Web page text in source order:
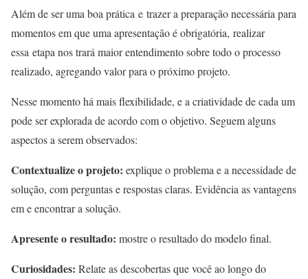
Além de ser uma boa prática e trazer a preparação necessária para
momentos em que uma apresentação é obrigatória, realizar
essa etapa nos trará maior entendimento sobre todo o processo
realizado, agregando valor para o próximo projeto.
Nesse momento há mais flexibilidade, e a criatividade de cada um
pode ser explorada de acordo com o objetivo. Seguem alguns
aspectos a serem observados:
Contextualize o projeto: explique o problema e a necessidade de
solução, com perguntas e respostas claras. Evidência as vantagens
em e encontrar a solução.
Apresente o resultado: mostre o resultado do modelo final.
Curiosidades: Relate as descobertas que você ao longo do